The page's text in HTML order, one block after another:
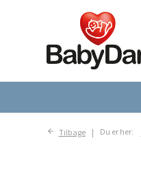
Tilbage Du er her: